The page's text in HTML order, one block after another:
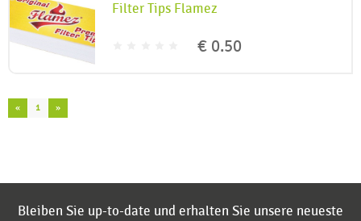
Filter Tips Flamez
€ 0.50
« 1 »
Bleiben Sie up-to-date und erhalten Sie unsere neueste